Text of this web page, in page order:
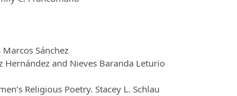
Sánchez
Hernández and Nieves Baranda Leturio
Religious Poetry. Stacey L. Schlau